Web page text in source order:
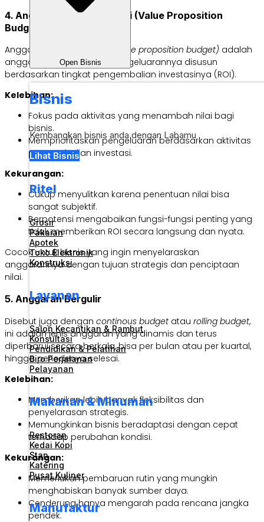
Open Bisnis
Bisnis
Kembangkan bisnis anda dengan Labamu
Lihat Bisnis
Ritel
Grosir
Pakaian
Apotek
Toko Elektronik
Konstruksi
Layanan
Salon Kecantikan & Rambut
Konsultasi
Pendidikan & Pelatihan
Biro Perjalanan
Pelayanan
Makanan & Minuman
Restoran
Kedai Kopi
Stan
Katering
Pusat Kuliner
Manufaktur
4. Anggaran Proposisi Nilai (Value Proposition
Budgeting)
Anggaran proposisi nilai
(value proposition budget) adalah
anggaran yang prioritas pengeluarannya disusun
berdasarkan tingkat pengembalian investasinya (ROI).
Kelebihan:
Fokus pada aktivitas yang menambah nilai bagi
bisnis.
Memprioritaskan pengeluaran berdasarkan aktivitas
pengembalian investasi.
Kekurangan:
Cukup menyulitkan karena penentuan nilai bisa
sangat subjektif.
Berpotensi mengabaikan fungsi-fungsi penting yang
tidak memberikan ROI secara langsung dan nyata.
Cocok untuk bisnis yang ingin menyelaraskan
anggarannya dengan tujuan strategis dan penciptaan
nilai.
5. Anggaran Bergulir
Disebut juga dengan continous budget atau rolling budget,
ini adalah jenis anggaran yang dinamis dan terus
diperbarui secara berkala, bisa per bulan atau per kuartal,
hingga periodenya selesai.
Kelebihan:
Memberikan lebih banyak fleksibilitas dan
penyelarasan strategis.
Memungkinkan bisnis beradaptasi dengan cepat
terhadap perubahan kondisi.
Kekurangan:
Memerlukan pembaruan rutin yang mungkin
menghabiskan banyak sumber daya.
Cenderung hanya mengarah pada rencana jangka
pendek.